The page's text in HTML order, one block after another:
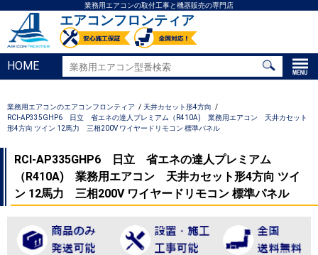
業務用エアコンの取付工事と機器販売の専門店
エアコンフロンティア
HOME
業務用エアコンのエアコンフロンティア
天井カセット形4方向
RCI-AP335GHP6 日立 省エネの達人プレミアム（R410A) 業務用エアコン 天井カセット
形4方向 ツイン 12馬力 三相200V ワイヤードリモコン 標準パネル
RCI-AP335GHP6 日立 省エネの達人プレミアム
（R410A) 業務用エアコン 天井カセット形4方向 ツイ
ン 12馬力 三相200V ワイヤードリモコン 標準パネル